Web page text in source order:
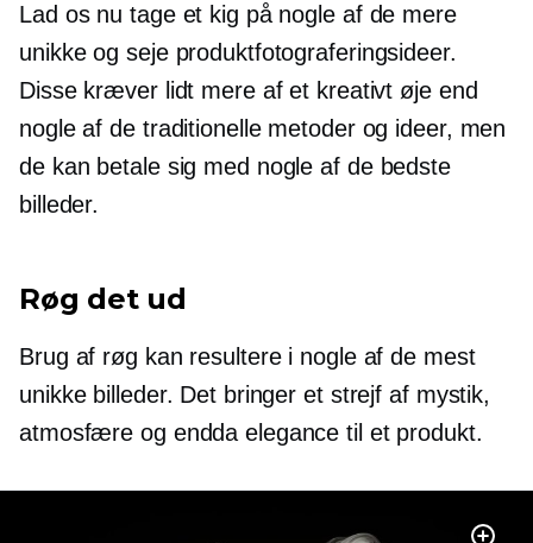
Lad os nu tage et kig på nogle af de mere
unikke og seje produktfotograferingsideer.
Disse kræver lidt mere af et kreativt øje end
nogle af de traditionelle metoder og ideer, men
de kan betale sig med nogle af de bedste
billeder.
Røg det ud
Brug af røg kan resultere i nogle af de mest
unikke billeder. Det bringer et strejf af mystik,
atmosfære og endda elegance til et produkt.